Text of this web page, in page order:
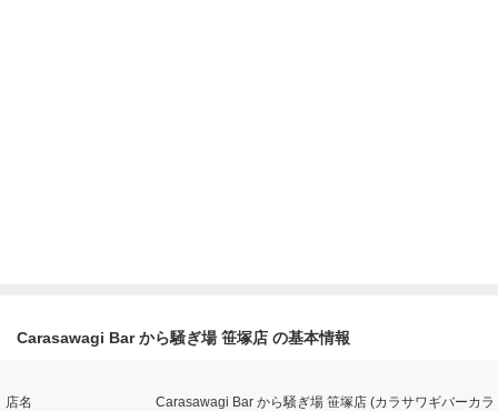
Carasawagi Bar から騒ぎ場 笹塚店 の基本情報
店名
Carasawagi Bar から騒ぎ場 笹塚店 (カラサワギバーカラ